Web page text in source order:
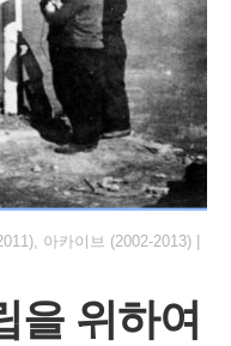
, 아카이브 (2002-2013)
을 위하여